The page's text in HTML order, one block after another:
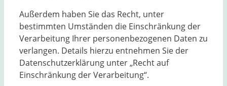
Außerdem haben Sie das Recht, unter
bestimmten Umständen die Einschränkung der
Verarbeitung Ihrer personenbezogenen Daten zu
verlangen. Details hierzu entnehmen Sie der
Datenschutzerklärung unter „Recht auf
Einschränkung der Verarbeitung“.